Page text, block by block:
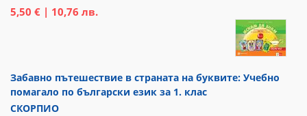
5,50 € | 10,76 лв.
Забавно пътешествие в страната на буквите: Учебно
помагало по български език за 1. клас
СКОРПИО